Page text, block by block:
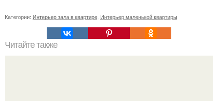
Категории: Интерьер зала в квартире Интерьер маленькой квартиры
Читайте также